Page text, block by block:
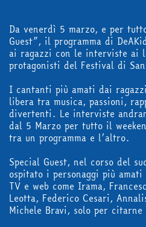
news &
Da venerdì 5 marzo, e per
Guest”, il programma di
ai ragazzi con le interviste ai
protagonisti del Festival di
I cantanti più amati dai
libera tra musica, passioni,
divertenti. Le interviste
dal 5 Marzo per tutto il
tra un programma e l’altro.
Special Guest, nel corso del
ospitato i personaggi più
TV e web come Irama,
Leotta, Federico Cesari,
Michele Bravi, solo per